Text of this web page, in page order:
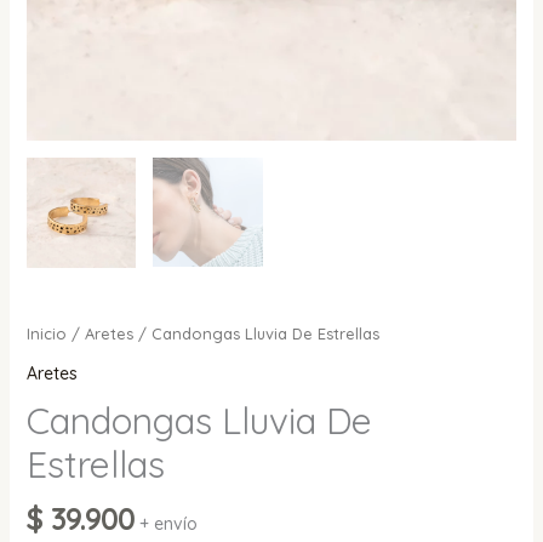
Inicio / Aretes/ Candongas Lluvia De Estrellas
Aretes
Candongas Lluvia De
Estrellas
$39.900 + envío